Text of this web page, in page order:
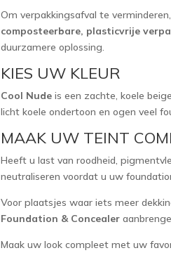
Om verpakkingsafval te
composteerbare, plasticvrije
duurzamere oplossing.
KIES UW KLEUR
Cool Nude is een zachte, koele
licht koele ondertoon en ogen veel
MAAK UW TEINT
Heeft u last van roodheid,
neutraliseren voordat u uw
Voor plaatsjes waar iets meer
Foundation & Concealer
Maak uw look compleet met uw